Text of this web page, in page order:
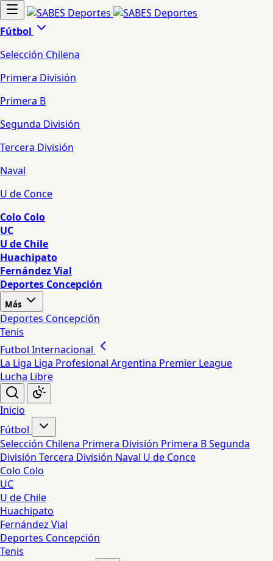
Fútbol
Selección Chilena
Primera División
Primera B
Segunda División
Tercera División
Naval
U de Conce
Colo Colo
UC
U de Chile
Huachipato
Fernández Vial
Deportes Concepción
Más
Deportes Concepción
Tenis
Futbol Internacional
La Liga Liga Profesional Argentina Premier League
Lucha Libre
Inicio
Fútbol
Selección Chilena Primera División Primera BSegunda
División Tercera División Naval U de Conce
Colo Colo
UC
U de Chile
Huachipato
Fernández Vial
Deportes Concepción
Tenis